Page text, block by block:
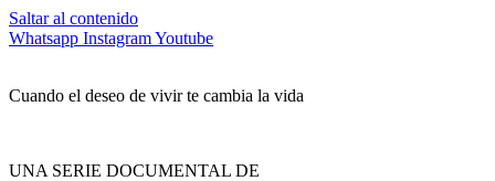
Saltar al contenido
Whatsapp InstagramYoutube
Cuando el deseo de vivir te cambia la vida
UNA SERIE DOCUMENTAL DE